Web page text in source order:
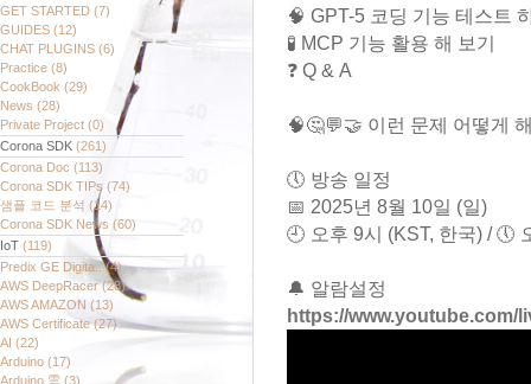
GET STARTED (7)
GUIDES (12)
CHAT PLUGINS (6)
Practice (8)
CookBook (29)
News (28)
Private Project (0)
Corona SDK (261)
Corona Doc (113)
Corona SDK TIPs (74)
샘플 코드 분석 (14)
Corona SDK News (60)
IoT (119)
Predix GE Digita..(4)
AWS DeepRacer(28)
AWS AMAZON (13)
AWS Certificate(27)
AI (22)
Arduino (17)
Arduino 雲 (3)
🧠 GPT-5 코딩 기능 테스트
🧪 MCP 기능 활용 해 보기
❓ Q & A
🧠🤔💬🤝 이런 문제 어떻게
🕔 방송 일정
📅 2025년 8월 10일 (일)
🕘 오후 9시 (KST, 한국) / 🕔
🔔 알람설정
https://www.youtube.com/